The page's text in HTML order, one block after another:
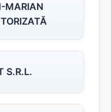
MARIAN
S.R.L.